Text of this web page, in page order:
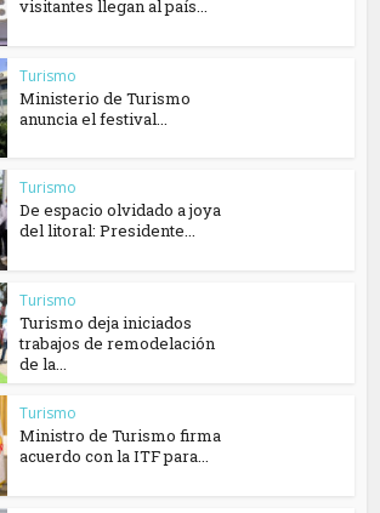
visitantes llegan al país...
Turismo
Ministerio de Turismo
anuncia el festival...
Turismo
De espacio olvidado a joya
del litoral: Presidente...
Turismo
Turismo deja iniciados
trabajos de remodelación
de la...
Turismo
Ministro de Turismo firma
acuerdo con la ITF para...